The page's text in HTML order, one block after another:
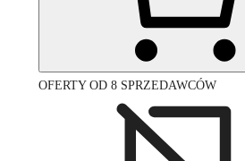
OFERTY OD 8 SPRZEDAWCÓW